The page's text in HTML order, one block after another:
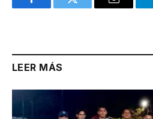
FacebookTwitter Email
LEER MÁS